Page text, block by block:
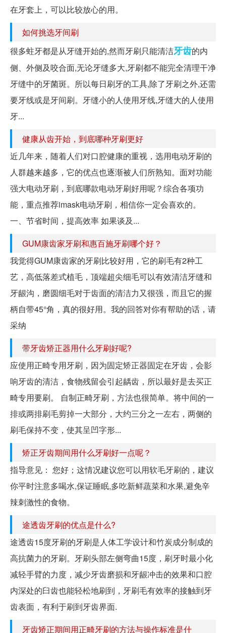
在牙套上，可以比较放心的用。
如何挑选牙间刷
很多蛀牙都是从牙缝开始的,然而牙刷只能清洁牙齿的内
侧、外侧及咬合面,无论牙缝多大,牙刷都不能完全清理干净
牙缝中的牙菌斑。所以每日刷牙的工具,除了牙刷之外,还需
要牙线或是牙间刷。牙缝小的人使用牙线,牙缝大的人使用
牙...
健康从齿开始，到底哪种牙刷更好
近几年来，随着人们对口腔健康的重视，选用电动牙刷的
人群越来越多，它的优点也逐渐被人们所熟知。面对功能
强大电动牙刷，到底哪款电动牙刷好用呢？综合各项功
能，重点推荐imask电动牙刷，相信你一定会喜欢的。
一、节省时间，提高效率 如果谈及...
GUM康齿家牙刷和惠百施牙刷哪个好？
我觉得GUM康齿家的牙刷比较好用，它的刷毛有2种工
艺，高低落差式植毛，顶端超尖细毛可以有效清洁牙缝和
牙龈沟，磨圆细毛对于齿面的清洁力又很强，而且它的握
柄自带45°角，真的很好用。我的回答对你有帮助的话，请
采纳
带牙齿矫正器用什么牙刷好呢?
应使用正畸专用牙刷，因为固定矫正器固定在牙齿，会影
响牙齿的清洁，食物残留会引起龋齿，所以最好是去买正
畸专用要刷。 自制正畸牙刷，方法也很简单。将中间的一
排或两排刷毛剪掉一大部分，大约三分之一左右，两侧的
刷毛保持不变，使其呈凹字形...
矫正牙齿期间用什么牙刷好一点呢？
指导意见： 您好；这情况建议您可以用软毛牙刷的，建议
你平时注意多喝水,保证睡眠,多吃新鲜蔬菜和水果,避免辛
辣刺激性的食物。
途透齿牙刷的优点是什么?
途透齿15度牙刷的牙刷是人体工学设计和竹炭成分制成的
高抗菌力的牙刷。牙刷头部左侧弯曲15度，刷牙时最小化
减轻手臂的力度，减少牙齿磨损和牙龈冲击的效果和口腔
内深处的臼齿也能轻松地刷到，牙刷毛有效率的接触到牙
齿表面，有利于刷到牙齿界面.
牙齿矫正期间用正畸牙刷的方法与操作标准是什